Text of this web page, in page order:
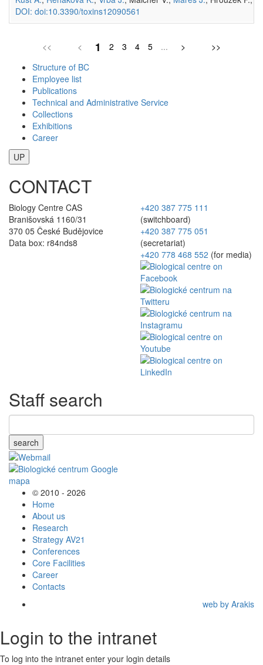
DOI: doi:10.3390/toxins12090561
<< < 1 2 3 4 5 ... >
>>
Structure of BC
Employee list
Publications
Technical and Administrative Service
Collections
Exhibitions
Career
UP
CONTACT
Biology Centre CAS
Branišovská 1160/31
370 05 České Budějovice
Data box: r84nds8
+420 387 775 111
(switchboard)
+420 387 775 051
(secretariat)
+420 778 468 552 (for media)
Staff search
search
© 2010 - 2026
Home
About us
Research
Strategy AV21
Conferences
Core Facilities
Career
Contacts
web by Arakis
Login to the intranet
To log into the intranet enter your login details